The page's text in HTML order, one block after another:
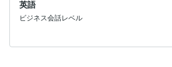
英語
ビジネス会話レベル